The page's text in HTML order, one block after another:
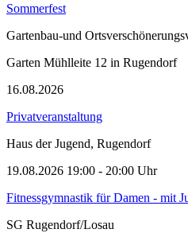
Sommerfest
Gartenbau-und
Garten Mühlleite 12 in Rugendorf
16.08.2026
Privatveranstaltung
Haus der Jugend, Rugendorf
19.08.2026 19:00 - 20:00 Uhr
Fitnessgymnastik für Damen - mit
SG Rugendorf/Losau